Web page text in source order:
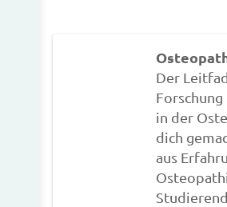
Der
Forschung
in der
dich
aus